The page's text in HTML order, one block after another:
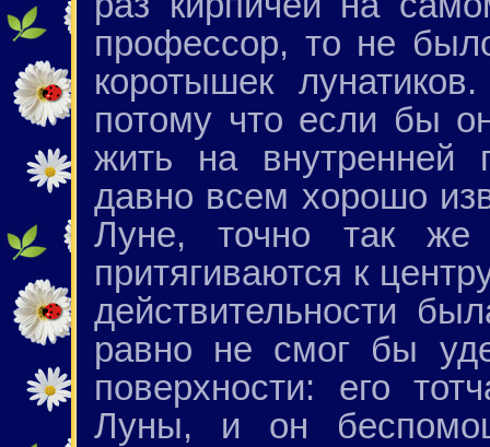
профессор, то не
коротышек
потому что если бы
жить на внутренней
давно всем хорошо
Луне, точно так
притягиваются к
действительности
равно не смог бы
поверхности: его
Луны, и он